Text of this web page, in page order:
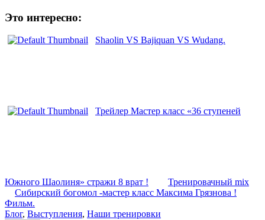
Это интересно:
Shaolin VS Bajiquan VS Wudang.
Трейлер Мастер класс «36 ступеней
Южного Шаолиня» стражи 8 врат !
Тренировачный mix
Сибирский богомол -мастер класс Максима Грязнова !
Фильм.
Блог, Выступления, Наши тренировки